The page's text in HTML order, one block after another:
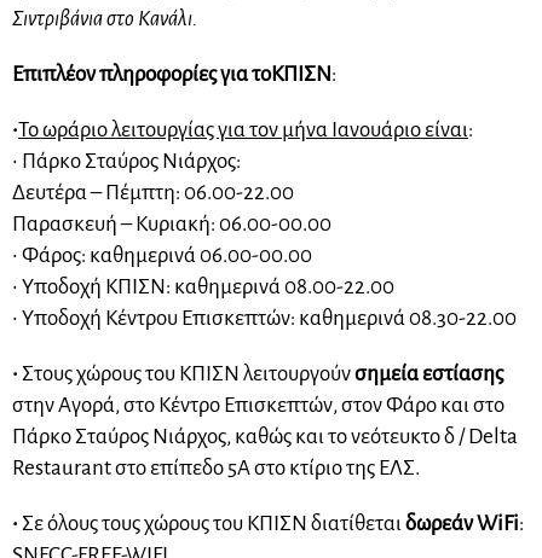
Σιντριβάνια στο Κανάλι.
Επιπλέον πληροφορίες για τοΚΠΙΣΝ:
•To ωράριο λειτουργίας για τον μήνα Ιανουάριο είναι:
• Πάρκο Σταύρος Νιάρχος:
Δευτέρα – Πέμπτη: 06.00-22.00
Παρασκευή – Κυριακή: 06.00-00.00
• Φάρος: καθημερινά 06.00-00.00
• Υποδοχή ΚΠΙΣΝ: καθημερινά 08.00-22.00
• Υποδοχή Κέντρου Επισκεπτών: καθημερινά 08.30-22.00
• Στους χώρους του ΚΠΙΣΝ λειτουργούνσημεία εστίασης
στην Αγορά, στο Κέντρο Επισκεπτών, στον Φάρο και στο
Πάρκο Σταύρος Νιάρχος, καθώς και το νεότευκτο δ / Delta
Restaurant στο επίπεδο 5Α στο κτίριο της ΕΛΣ.
• Σε όλους τους χώρους του ΚΠΙΣΝ διατίθεται δωρεάν WiFi: